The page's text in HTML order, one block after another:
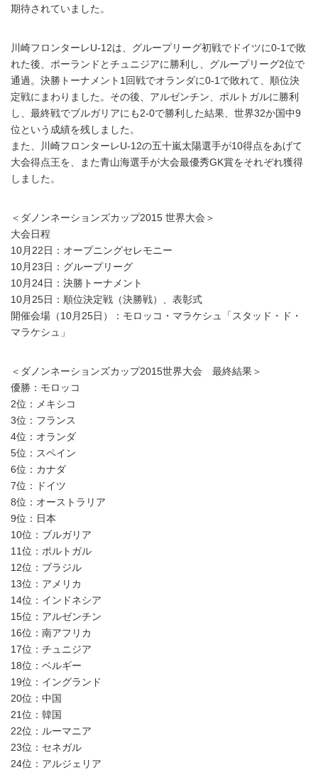
期待されていました。
川崎フロンターレU-12は、グループリーグ初戦でドイツに0-1で敗
れた後、ポーランドとチュニジアに勝利し、グループリーグ2位で
通過。決勝トーナメント1回戦でオランダに0-1で敗れて、順位決
定戦にまわりました。その後、アルゼンチン、ポルトガルに勝利
し、最終戦でブルガリアにも2-0で勝利した結果、世界32か国中9
位という成績を残しました。
また、川崎フロンターレU-12の五十嵐太陽選手が10得点をあげて
大会得点王を、また青山海選手が大会最優秀GK賞をそれぞれ獲得
しました。
＜ダノンネーションズカップ2015 世界大会＞
大会日程
10月22日：オープニングセレモニー
10月23日：グループリーグ
10月24日：決勝トーナメント
10月25日：順位決定戦（決勝戦）、表彰式
開催会場（10月25日）：モロッコ・マラケシュ「スタッド・ド・
マラケシュ」
＜ダノンネーションズカップ2015世界大会 最終結果＞
優勝：モロッコ
2位：メキシコ
3位：フランス
4位：オランダ
5位：スペイン
6位：カナダ
7位：ドイツ
8位：オーストラリア
9位：日本
10位：ブルガリア
11位：ポルトガル
12位：ブラジル
13位：アメリカ
14位：インドネシア
15位：アルゼンチン
16位：南アフリカ
17位：チュニジア
18位：ベルギー
19位：イングランド
20位：中国
21位：韓国
22位：ルーマニア
23位：セネガル
24位：アルジェリア